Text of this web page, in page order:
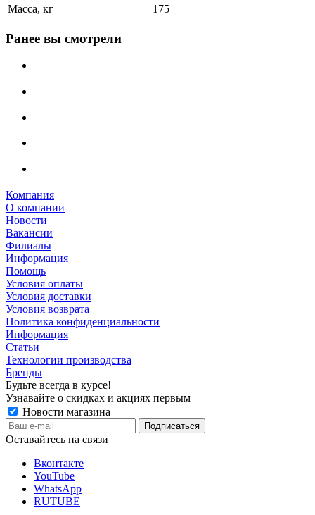
Масса, кг
175
Ранее вы смотрели
Компания
О компании
Новости
Вакансии
Филиалы
Информация
Помощь
Условия оплаты
Условия доставки
Условия возврата
Политика конфиденциальности
Информация
Статьи
Технологии производства
Бренды
Будьте всегда в курсе!
Узнавайте о скидках и акциях первым
Новости магазина
Оставайтесь на связи
Вконтакте
YouTube
WhatsApp
RUTUBE